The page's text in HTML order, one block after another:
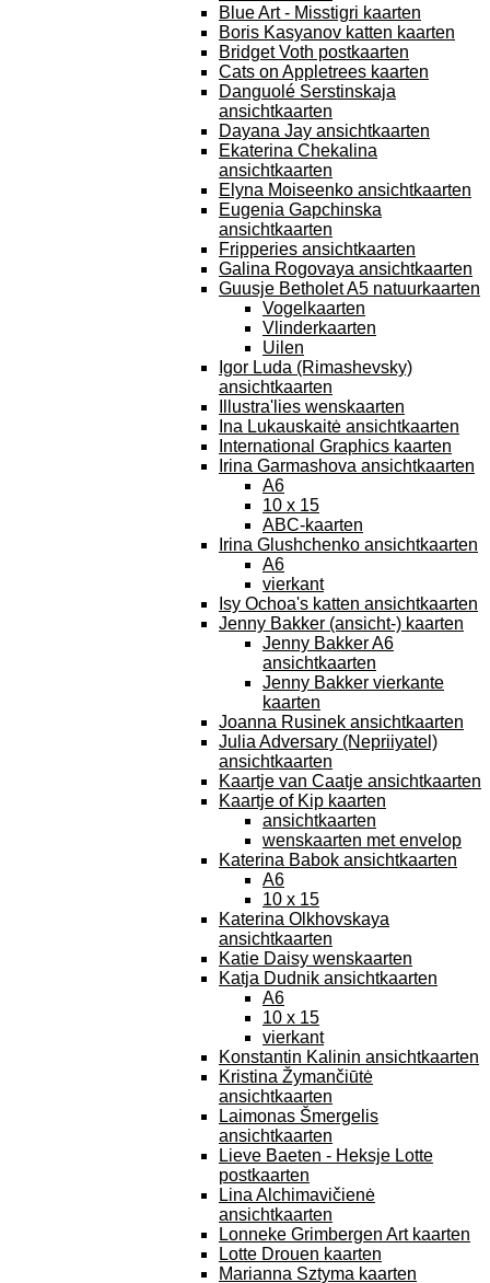
Blue Art - Misstigri kaarten
Boris Kasyanov katten kaarten
Bridget Voth postkaarten
Cats on Appletrees kaarten
Danguolé Serstinskaja
ansichtkaarten
Dayana Jay ansichtkaarten
Ekaterina Chekalina
ansichtkaarten
Elyna Moiseenko ansichtkaarten
Eugenia Gapchinska
ansichtkaarten
Fripperies ansichtkaarten
Galina Rogovaya ansichtkaarten
Guusje Betholet A5 natuurkaarten
Vogelkaarten
Vlinderkaarten
Uilen
Igor Luda (Rimashevsky)
ansichtkaarten
Illustra'lies wenskaarten
Ina Lukauskaitė ansichtkaarten
International Graphics kaarten
Irina Garmashova ansichtkaarten
A6
10 x 15
ABC-kaarten
Irina Glushchenko ansichtkaarten
A6
vierkant
Isy Ochoa's katten ansichtkaarten
Jenny Bakker (ansicht-) kaarten
Jenny Bakker A6
ansichtkaarten
Jenny Bakker vierkante
kaarten
Joanna Rusinek ansichtkaarten
Julia Adversary (Nepriiyatel)
ansichtkaarten
Kaartje van Caatje ansichtkaarten
Kaartje of Kip kaarten
ansichtkaarten
wenskaarten met envelop
Katerina Babok ansichtkaarten
A6
10 x 15
Katerina Olkhovskaya
ansichtkaarten
Katie Daisy wenskaarten
Katja Dudnik ansichtkaarten
A6
10 x 15
vierkant
Konstantin Kalinin ansichtkaarten
Kristina Žymančiūtė
ansichtkaarten
Laimonas Šmergelis
ansichtkaarten
Lieve Baeten - Heksje Lotte
postkaarten
Lina Alchimavičienė
ansichtkaarten
Lonneke Grimbergen Art kaarten
Lotte Drouen kaarten
Marianna Sztyma kaarten